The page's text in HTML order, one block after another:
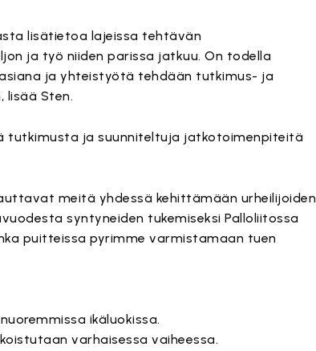
lisätietoa lajeissa tehtävän
ja työ niiden parissa jatkuu. On todella
ja yhteistyötä tehdään tutkimus- ja
lisää Sten.
tutkimusta ja suunniteltuja jatkotoimenpiteitä
meitä yhdessä kehittämään urheilijoiden
syntyneiden tukemiseksi Palloliitossa
puitteissa pyrimme varmistamaan tuen
ikäluokissa.
varhaisessa vaiheessa.